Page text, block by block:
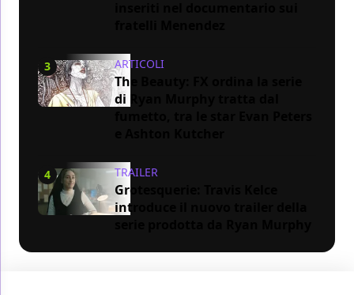
3 ARTICOLI
The Beauty: FX ordina la serie
di Ryan Murphy tratta dal
4 TRAILER
Grotesquerie: Travis Kelce
introduce il nuovo trailer della